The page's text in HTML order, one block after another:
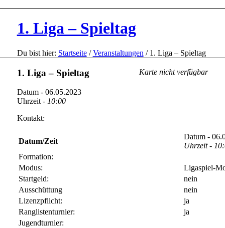
1. Liga – Spieltag
Du bist hier: Startseite / Veranstaltungen / 1. Liga – Spieltag
Karte nicht verfügbar
1. Liga – Spieltag
Datum - 06.05.2023
Uhrzeit - 10:00
Kontakt:
Datum/Zeit
Datum -
Uhrzeit -
Formation:
Modus:
Ligaspiel-
Startgeld:
nein
Ausschüttung
nein
Lizenzpflicht:
ja
Ranglistenturnier:
ja
Jugendturnier: